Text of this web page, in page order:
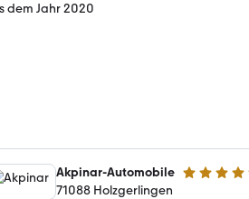
Akpinar-Automobile 4.9 Sterne
71088 Holzgerlingen